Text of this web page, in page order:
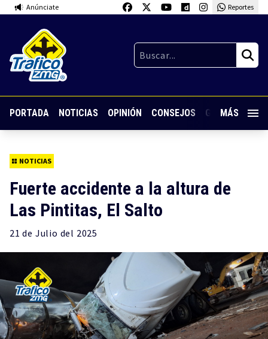
Anúnciate Reportes
PORTADA NOTICIAS OPINIÓN CONSEJOS GUARDIA
MÁS
NOTICIAS
Fuerte accidente a la altura de
Las Pintitas, El Salto
21 de Julio del 2025